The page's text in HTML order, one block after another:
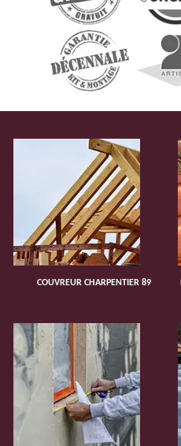
COUVREUR CHARPENTIER 89